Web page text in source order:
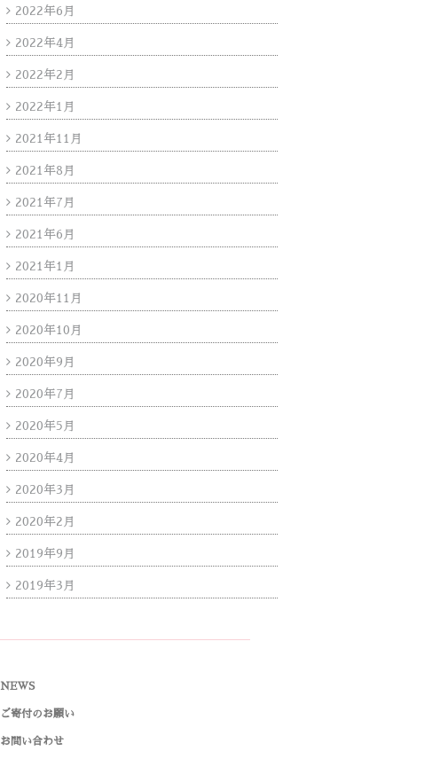
2022年6月
2022年4月
2022年2月
2022年1月
2021年11月
2021年8月
2021年7月
2021年6月
2021年1月
2020年11月
2020年10月
2020年9月
2020年7月
2020年5月
2020年4月
2020年3月
2020年2月
2019年9月
2019年3月
NEWS
ご寄付のお願い
お問い合わせ